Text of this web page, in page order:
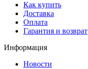
Как купить
Доставка
Оплата
Гарантия и возврат
Информация
Новости